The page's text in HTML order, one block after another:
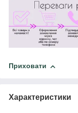
Приховати
Характеристики